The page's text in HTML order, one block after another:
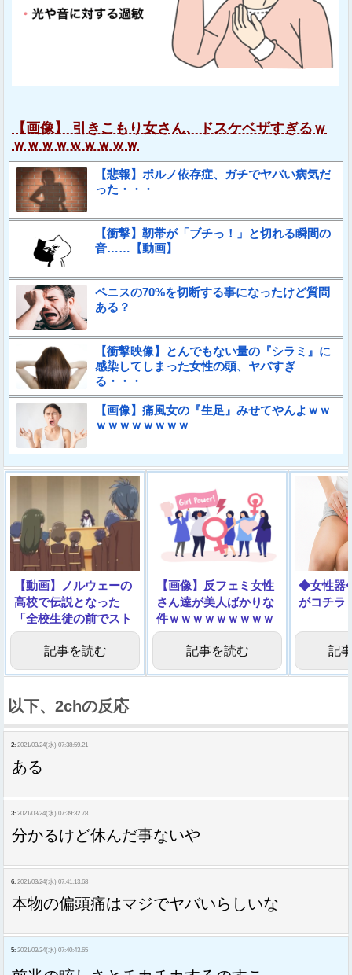
【画像】 引きこもり女さん、ドスケベザすぎるｗ
ｗｗｗｗｗｗｗｗｗ
【悲報】ポルノ依存症、ガチでヤバい病気だ
った・・・
【衝撃】靭帯が「ブチっ！」と切れる瞬間の
音……【動画】
ペニスの70%を切断する事になったけど質問
ある？
【衝撃映像】とんでもない量の『シラミ』に
感染してしまった女性の頭、ヤバすぎ
る・・・
【画像】痛風女の『生足』みせてやんよｗｗ
ｗｗｗｗｗｗｗｗ
【動画】ノルウェーの
高校で伝説となった
「全校生徒の前でスト
リップショー」がこち
らです…記事を読む
【画像】反フェミ女性
さん達が美人ばかりな
件ｗｗｗｗｗｗｗｗｗ
記事を読む
◆女性器
がコチラ
記
以下、2chの反応
2: 2021/03/24(水) 07:38:59.21
ある
3: 2021/03/24(水) 07:39:32.78
分かるけど休んだ事ないや
6: 2021/03/24(水) 07:41:13.68
本物の偏頭痛はマジでヤバいらしいな
5: 2021/03/24(水) 07:40:43.65